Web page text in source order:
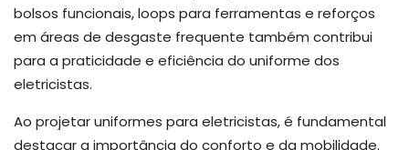
bolsos funcionais, loops para ferramentas e reforços
em áreas de desgaste frequente também contribui
para a praticidade e eficiência do uniforme dos
eletricistas.
Ao projetar uniformes para eletricistas, é fundamental
destacar a importância do conforto e da mobilidade.